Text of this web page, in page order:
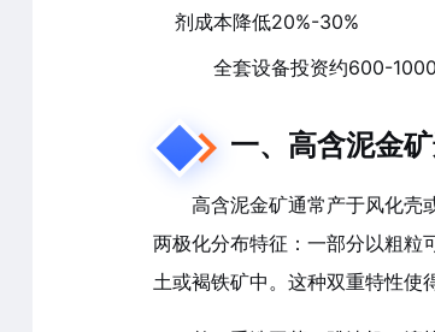
剂成本降低20%-30%
全套设备投资约600-
一、高含泥金
高含泥金矿通常产于风化壳
两极化分布特征：一部分以粗粒
土或褐铁矿中。这种双重特性使